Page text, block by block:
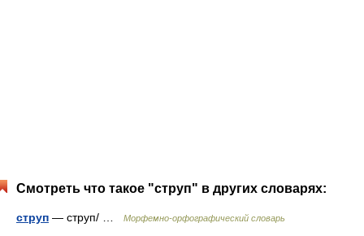
Смотреть что такое "струп" в других словарях:
струп — струп/ … Морфемно-орфографический словарь